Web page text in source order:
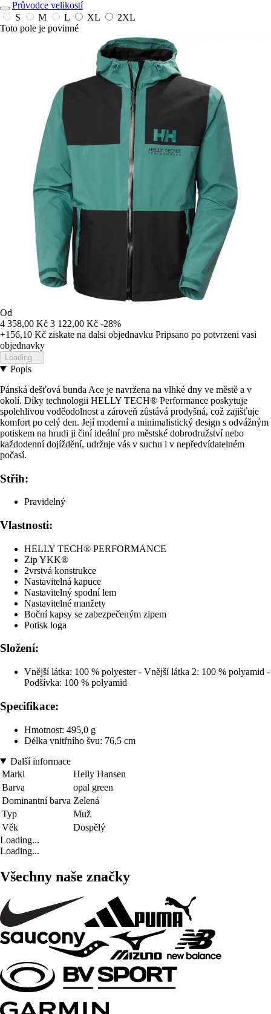
Průvodce velikostí
S
M L XL
2XL
Toto pole je povinné
Od
4 358,00 Kč 3 122,00 Kč -28%
+156,10 Kč ziskate na dalsi objednavku Pripsano po potvrzeni vasi
objednavky
Loading...
Popis
Pánská dešťová bunda Ace je navržena na vlhké dny ve městě a v
okolí. Díky technologii HELLY TECH® Performance poskytuje
spolehlivou voděodolnost a zároveň zůstává prodyšná, což zajišťuje
komfort po celý den. Její moderní a minimalistický design s odvážným
potiskem na hrudi ji činí ideální pro městské dobrodružství nebo
každodenní dojíždění, udržuje vás v suchu i v nepředvídatelném
počasí.
Střih:
Pravidelný
Vlastnosti:
HELLY TECH® PERFORMANCE
Zip YKK®
2vrstvá konstrukce
Nastavitelná kapuce
Nastavitelný spodní lem
Nastavitelné manžety
Boční kapsy se zabezpečeným zipem
Potisk loga
Složení:
Vnější látka: 100 % polyester - Vnější látka 2: 100 % polyamid -
Podšívka: 100 % polyamid
Specifikace:
Hmotnost: 495,0 g
Délka vnitřního švu: 76,5 cm
Další informace
Marki
Helly Hansen
Barva
opal green
Dominantní barva Zelená
Typ
Muž
Věk
Dospělý
Loading...
Loading...
Všechny naše značky